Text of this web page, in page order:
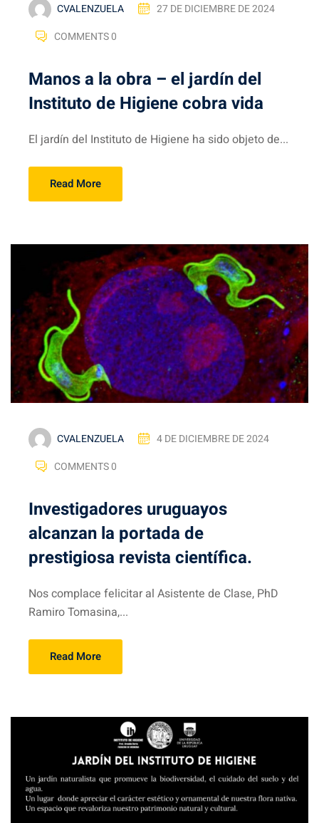
CVALENZUELA
27 DE DICIEMBRE DE 2024
COMMENTS 0
Manos a la obra – el jardín del
Instituto de Higiene cobra vida
El jardín del Instituto de Higiene ha sido objeto de...
Read More
CVALENZUELA
4 DE DICIEMBRE DE 2024
COMMENTS 0
Investigadores uruguayos
alcanzan la portada de
prestigiosa revista científica.
Nos complace felicitar al Asistente de Clase, PhD
Ramiro Tomasina,...
Read More